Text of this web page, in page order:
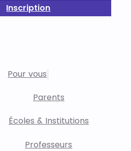
Inscription
Pour vous
Parents
Écoles & Institutions
Professeurs